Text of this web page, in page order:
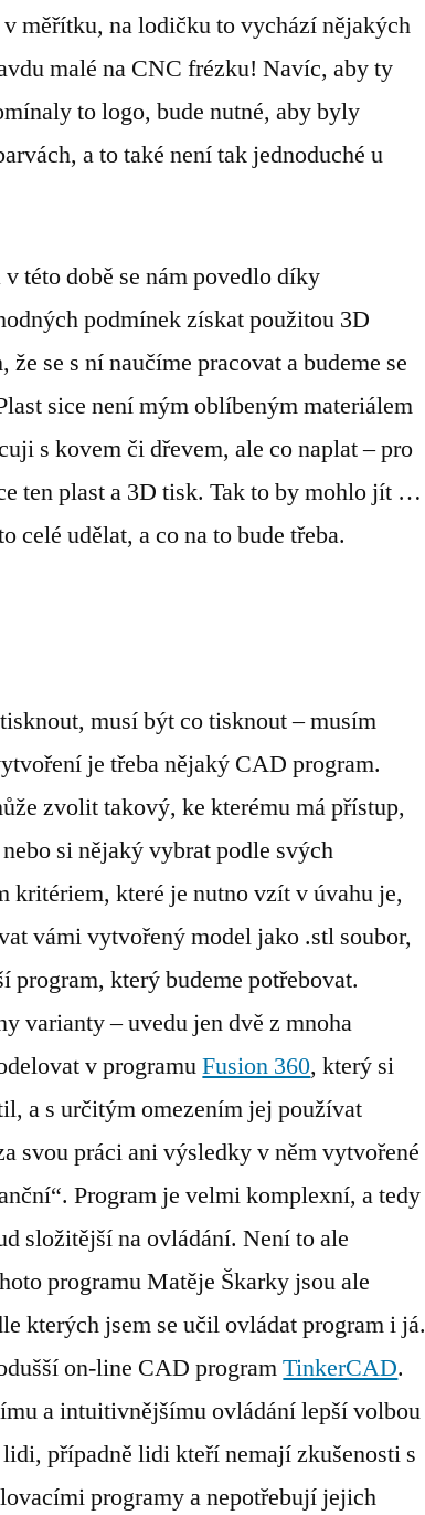
měřítku, na lodičku to vychází nějakých
malé na CNC frézku! Navíc, aby ty
to logo, bude nutné, aby byly
a to také není tak jednoduché u
této době se nám povedlo díky
podmínek získat použitou 3D
že se s ní naučíme pracovat a budeme se
sice není mým oblíbeným materiálem
s kovem či dřevem, ale co naplat – pro
ten plast a 3D tisk. Tak to by mohlo jít …
celé udělat, a co na to bude třeba.
musí být co tisknout – musím
je třeba nějaký CAD program.
zvolit takový, ke kterému má přístup,
si nějaký vybrat podle svých
kritériem, které je nutno vzít v úvahu je,
vámi vytvořený model jako .stl soubor,
program, který budeme potřebovat.
varianty – uvedu jen dvě z mnoha
v programuFusion 360, který si
a s určitým omezením jej používat
svou práci ani výsledky v něm vytvořené
Program je velmi komplexní, a tedy
složitější na ovládání. Není to ale
programu Matěje Škarky jsou ale
kterých jsem se učil ovládat program i já.
on-line CAD programTinkerCAD.
a intuitivnějšímu ovládání lepší volbou
případně lidi kteří nemají zkušenosti s
programy a nepotřebují jejich